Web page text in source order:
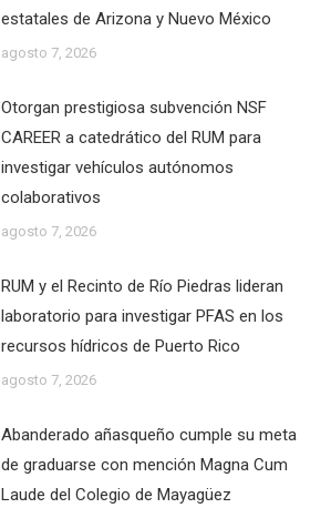
estatales de Arizona y Nuevo México
agosto 7, 2026
Otorgan prestigiosa subvención NSF
CAREER a catedrático del RUM para
investigar vehículos autónomos
colaborativos
agosto 7, 2026
RUM y el Recinto de Río Piedras lideran
laboratorio para investigar PFAS en los
recursos hídricos de Puerto Rico
agosto 7, 2026
Abanderado añasqueño cumple su meta
de graduarse con mención Magna Cum
Laude del Colegio de Mayagüez